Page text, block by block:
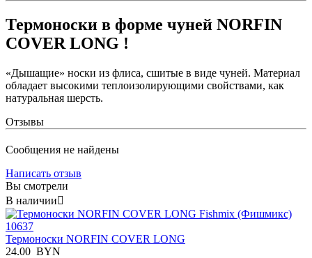
Термоноски в форме чуней NORFIN
COVER LONG !
«Дышащие» носки из флиса, сшитые в виде чуней. Материал
обладает высокими теплоизолирующими свойствами, как
натуральная шерсть.
Отзывы
Сообщения не найдены
Написать отзыв
Вы смотрели
В наличии
Термоноски NORFIN COVER LONG
24.00 BYN